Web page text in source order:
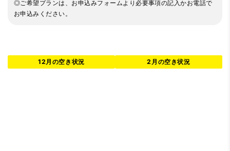
◎ご希望プランは、お申込みフォームより必要事項の記入かお電話で
お申込みください。
12月の空き状況 2月の空き状況